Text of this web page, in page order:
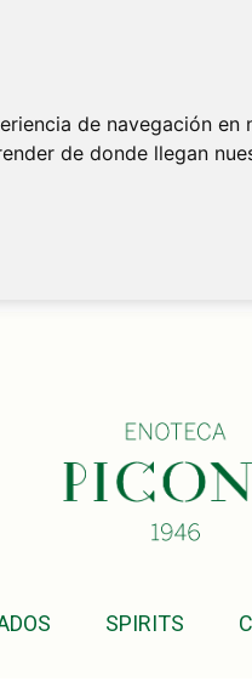
de navegación
de donde llegan
SPIRITS